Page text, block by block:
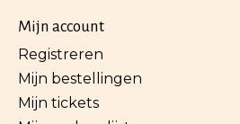
Mijn account
Registreren
Mijn bestellingen
Mijn tickets